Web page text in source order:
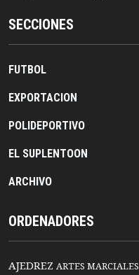
SECCIONES
FUTBOL
EXPORTACION
POLIDEPORTIVO
EL SUPLENTOON
ARCHIVO
ORDENADORES
AJEDREZ ARTES MARCIALES